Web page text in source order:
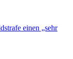
einen „sehr